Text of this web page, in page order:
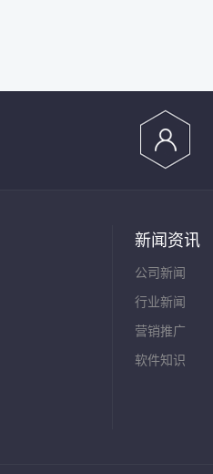
新闻资讯
公司新闻
行业新闻
营销推广
软件知识